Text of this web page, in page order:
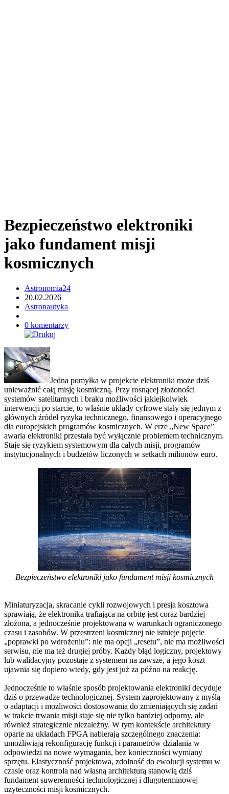
Bezpieczeństwo elektroniki
jako fundament misji
kosmicznych
Astronomia24
20.02.2026
Astronautyka
0 komentarzy
Jedna pomyłka w projekcie elektroniki może dziś
unieważnić całą misję kosmiczną. Przy rosnącej złożoności
systemów satelitarnych i braku możliwości jakiejkolwiek
interwencji po starcie, to właśnie układy cyfrowe stały się jednym z
głównych źródeł ryzyka technicznego, finansowego i operacyjnego
dla europejskich programów kosmicznych. W erze „New Space”
awaria elektroniki przestała być wyłącznie problemem technicznym.
Staje się ryzykiem systemowym dla całych misji, programów
instytucjonalnych i budżetów liczonych w setkach milionów euro.
Bezpieczeństwo elektroniki jako fundament misji kosmicznych
Miniaturyzacja, skracanie cykli rozwojowych i presja kosztowa
sprawiają, że elektronika trafiająca na orbitę jest coraz bardziej
złożona, a jednocześnie projektowana w warunkach ograniczonego
czasu i zasobów. W przestrzeni kosmicznej nie istnieje pojęcie
„poprawki po wdrożeniu”: nie ma opcji „resetu”, nie ma możliwości
serwisu, nie ma też drugiej próby. Każdy błąd logiczny, projektowy
lub walidacyjny pozostaje z systemem na zawsze, a jego koszt
ujawnia się dopiero wtedy, gdy jest już za późno na reakcję.
Jednocześnie to właśnie sposób projektowania elektroniki decyduje
dziś o przewadze technologicznej. System zaprojektowany z myślą
o adaptacji i możliwości dostosowania do zmieniających się zadań
w trakcie trwania misji staje się nie tylko bardziej odporny, ale
również strategicznie niezależny. W tym kontekście architektury
oparte na układach FPGA nabierają szczególnego znaczenia:
umożliwiają rekonfigurację funkcji i parametrów działania w
odpowiedzi na nowe wymagania, bez konieczności wymiany
sprzętu. Elastyczność projektowa, zdolność do ewolucji systemu w
czasie oraz kontrola nad własną architekturą stanowią dziś
fundament suwerenności technologicznej i długoterminowej
użyteczności misji kosmicznych.